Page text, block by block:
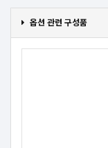
옵션 관련 구성품